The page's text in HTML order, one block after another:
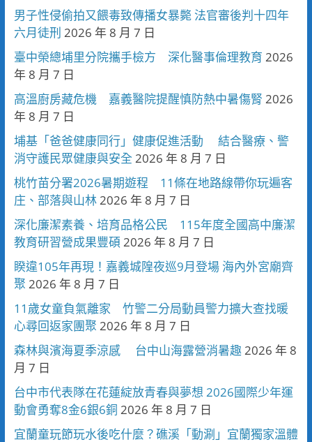
男子性侵偷拍又餵毒致傳播女暴斃 法官審後判十四年
六月徒刑 2026 年 8 月 7 日
臺中榮總埔里分院攜手檢方 深化醫事倫理教育 2026
年 8 月 7 日
高溫廚房藏危機 嘉義醫院提醒慎防熱中暑傷腎 2026
年 8 月 7 日
埔基「爸爸健康同行」健康促進活動 結合醫療、警
消守護民眾健康與安全 2026 年 8 月 7 日
桃竹苗分署2026暑期遊程 11條在地路線帶你玩遍客
庄、部落與山林2026 年 8 月 7 日
深化廉潔素養、培育品格公民 115年度全國高中廉潔
教育研習營成果豐碩 2026 年 8 月 7 日
睽違105年再現！嘉義城隍夜巡9月登場 海內外宮廟齊
聚 2026 年 8 月 7 日
11歲女童負氣離家 竹警二分局動員警力擴大查找暖
心尋回返家團聚 2026 年 8 月 7 日
森林與濱海夏季涼感 台中山海露營消暑趣2026 年 8
月 7 日
台中市代表隊在花蓮綻放青春與夢想 2026國際少年運
動會勇奪8金6銀6銅 2026 年 8 月 7 日
宜蘭童玩節玩水後吃什麼？礁溪「動涮」宜蘭獨家溫體